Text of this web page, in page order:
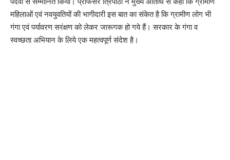
महिलाओं एवं नवयुवतियों की भागीदारी इस बात का संकेत है कि ग्रामीण लोग भी
गंगा एवं पर्यावरण सरंक्षण को लेकर जारूगक हो गये हैं। सरकार के गंगा व
स्वच्छता अभियान के लिये एक महत्वपूर्ण संदेश है।